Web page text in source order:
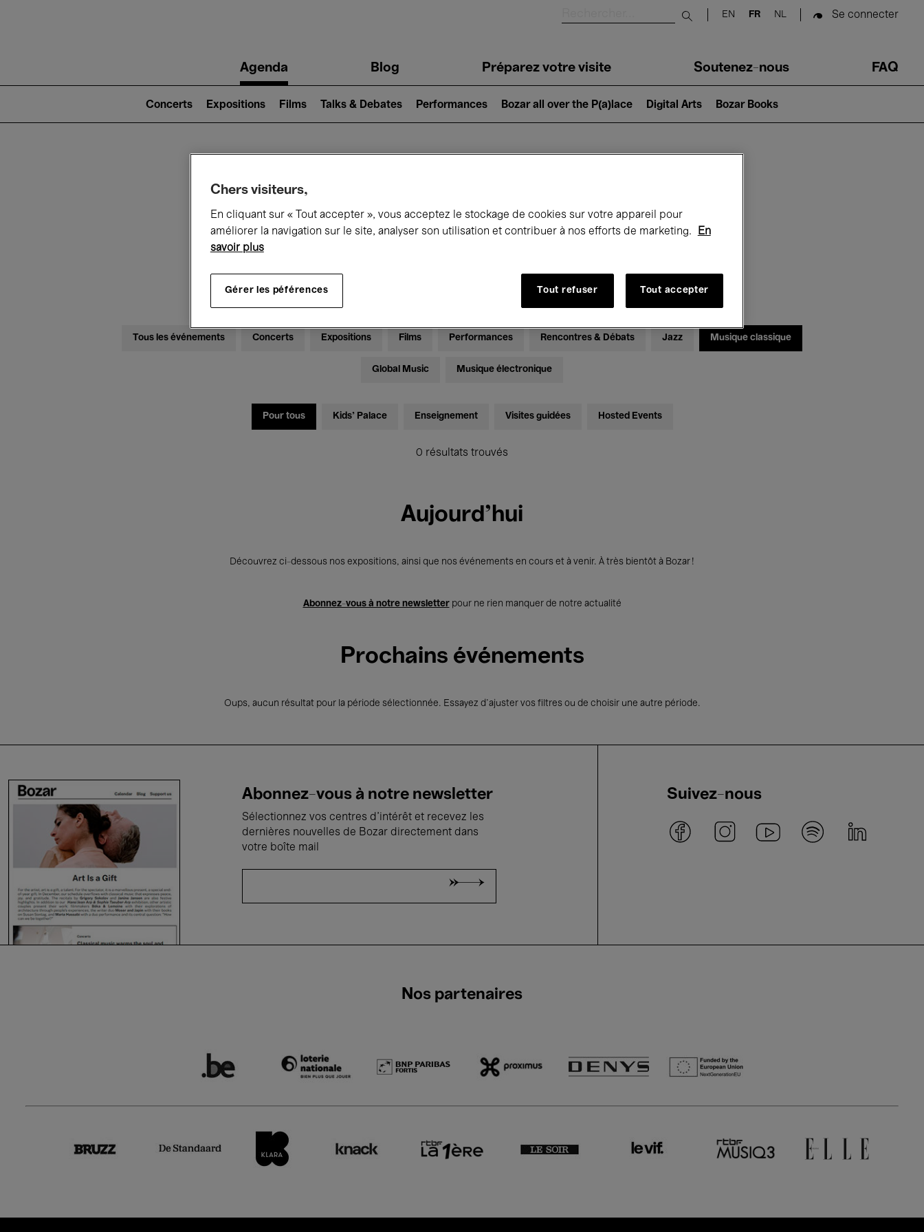
Submit search
EN FR NL Se connecter
navigationAgenda Blog Préparez votre visite Soutenez-nous FAQ
2)
Concerts Expositions Films Talks & Debates Performances Bozar all over the P(a)lace Digital Arts Bozar Books
Ce qui se passe à Bozar
Jeudi 06 - Vendredi 14 Août 2026
Tous les événements Concerts Expositions Films Performances Rencontres & Débats Jazz Musique classique
Global Music Musique électronique
Pour tous Kids’ Palace Enseignement Visites guidées Hosted Events
0 résultats trouvés
Aujourd'hui
Découvrez ci-dessous nos expositions, ainsi que nos événements en cours et à venir. À très bientôt à Bozar !
Abonnez-vous à notre newsletterpour ne rien manquer de notre actualité
Prochains événements
Oups, aucun résultat pour la période sélectionnée. Essayez d’ajuster vos filtres ou de choisir une autre période.
Abonnez-vous à notre newsletter
Sélectionnez vos centres d'intérêt et recevez les
dernières nouvelles de Bozar directement dans
votre boîte mail
Suivez-nous
Nos partenaires
Chers visiteurs,
En cliquant sur « Tout accepter », vous acceptez le stockage de cookies sur votre appareil pour
améliorer la navigation sur le site, analyser son utilisation et contribuer à nos efforts de marketing.
En
savoir plus
Gérer les péférences Tout refuser Tout accepter